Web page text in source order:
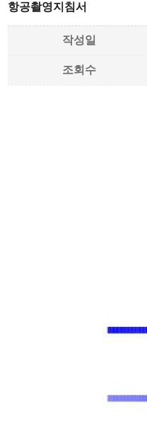
항공촬영지침서
작성일
조회수